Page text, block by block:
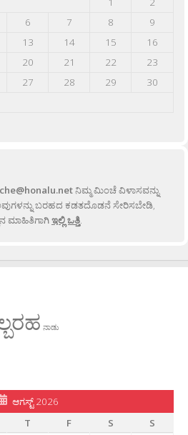
6 7 8
9
13 14 15
16
20 21 22
23
27 28 29
30
ನಿಮ್ಮ ಮಿಂಚೆ ವಿಳಾಸವನ್ನು
ಅವುಗಳನ್ನು ಬರಹದ ಕಡತದೊಡನೆ ಸೇರಿಸಬೇಡಿ,
ಮಾಹಿತಿಗಾಗಿಇಲ್ಲಿ ಒತ್ತಿ.
ನಾಡು
ಆಗಸ್ಟ್ 2026
T F S
S